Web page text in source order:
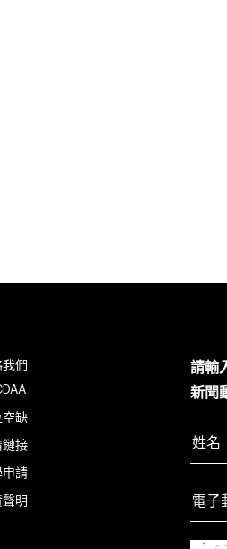
們
空缺
鏈接
申請
明
請輸
新聞